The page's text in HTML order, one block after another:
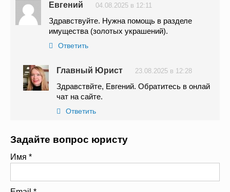
Евгений 04.08.2025 в 12:11
Здравствуйте. Нужна помощь в разделе
имущества (золотых украшений).
Ответить
Главный Юрист 23.08.2025 в 12:28
Здравствйте, Евгений. Обратитесь в онлай
чат на сайте.
Ответить
Задайте вопрос юристу
Имя *